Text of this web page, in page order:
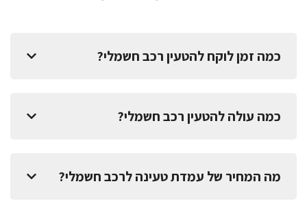
כמה זמן לוקח להטעין רכב חשמלי?
כמה עולה להטעין רכב חשמלי?
מה המחיר של עמדת טעינה לרכב חשמלי?